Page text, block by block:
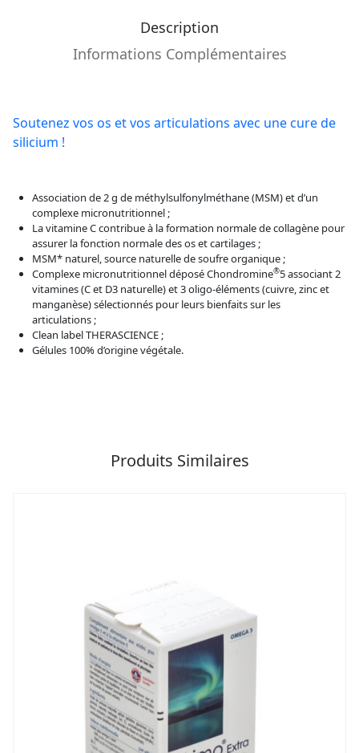
Description
Informations Complémentaires
Soutenez vos os et vos articulations avec une cure de
silicium !
Association de 2 g de méthylsulfonylméthane (MSM) et d’un
complexe micronutritionnel ;
La vitamine C contribue à la formation normale de collagène pour
assurer la fonction normale des os et cartilages ;
MSM* naturel, source naturelle de soufre organique ;
Complexe micronutritionnel déposé Chondromine®5 associant 2
vitamines (C et D3 naturelle) et 3 oligo-éléments (cuivre, zinc et
manganèse) sélectionnés pour leurs bienfaits sur les
articulations ;
Clean label THERASCIENCE ;
Gélules 100% d’origine végétale.
Produits Similaires